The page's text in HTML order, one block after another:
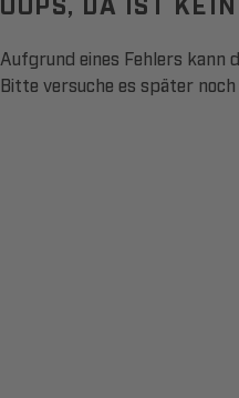
Aufgrund eines Fehlers kann
Bitte versuche es später noch